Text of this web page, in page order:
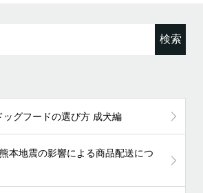
ッグフードの選び方 成犬編
本地震の影響による商品配送につ